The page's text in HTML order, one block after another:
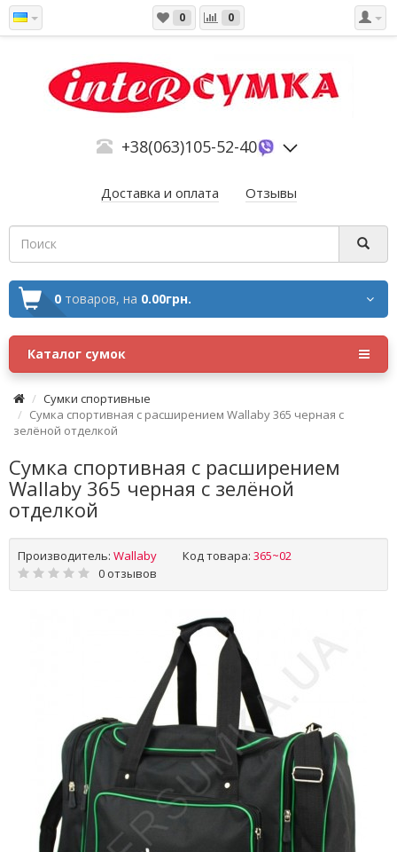
0 0
+38(063)105-52-40
Доставка и оплата Отзывы
0 товаров, на 0.00грн.
Каталог сумок
Сумки спортивные
Сумка спортивная с расширением Wallaby 365 черная с
зелёной отделкой
Сумка спортивная с расширением
Wallaby 365 черная с зелёной
отделкой
Производитель: Wallaby Код товара: 365~02
0 отзывов